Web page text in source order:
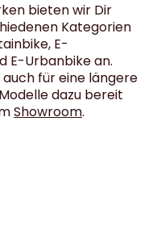
bieten wir Dir
Kategorien
E-
E-Urbanbike an.
für eine längere
dazu bereit
Showroom.